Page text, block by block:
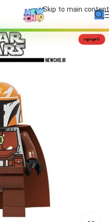
Skip to main content
ناموجود